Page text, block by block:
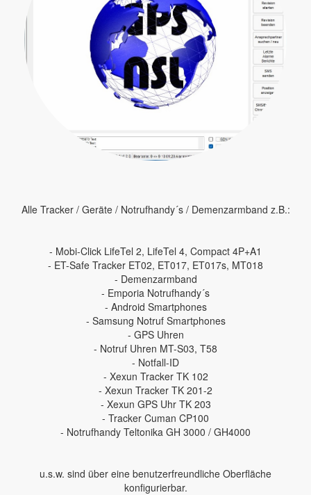
Alle Tracker / Geräte / Notrufhandy´s / Demenzarmband z.B.:
- Mobi-Click LifeTel 2, LifeTel 4, Compact 4P+A1
- ET-Safe Tracker ET02, ET017, ET017s, MT018
- Demenzarmband
- Emporia Notrufhandy´s
- Android Smartphones
- Samsung Notruf Smartphones
- GPS Uhren
- Notruf Uhren MT-S03, T58
- Notfall-ID
- Xexun Tracker TK 102
- Xexun Tracker TK 201-2
- Xexun GPS Uhr TK 203
- Tracker Cuman CP100
- Notrufhandy Teltonika GH 3000 / GH4000
u.s.w. sind über eine benutzerfreundliche Oberfläche
konfigurierbar.